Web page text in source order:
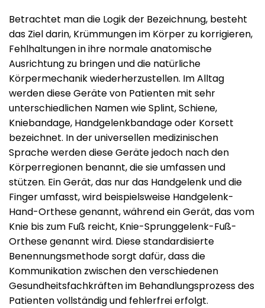
Betrachtet man die Logik der Bezeichnung, besteht
das Ziel darin, Krümmungen im Körper zu korrigieren,
Fehlhaltungen in ihre normale anatomische
Ausrichtung zu bringen und die natürliche
Körpermechanik wiederherzustellen. Im Alltag
werden diese Geräte von Patienten mit sehr
unterschiedlichen Namen wie Splint, Schiene,
Kniebandage, Handgelenkbandage oder Korsett
bezeichnet. In der universellen medizinischen
Sprache werden diese Geräte jedoch nach den
Körperregionen benannt, die sie umfassen und
stützen. Ein Gerät, das nur das Handgelenk und die
Finger umfasst, wird beispielsweise Handgelenk-
Hand-Orthese genannt, während ein Gerät, das vom
Knie bis zum Fuß reicht, Knie-Sprunggelenk-Fuß-
Orthese genannt wird. Diese standardisierte
Benennungsmethode sorgt dafür, dass die
Kommunikation zwischen den verschiedenen
Gesundheitsfachkräften im Behandlungsprozess des
Patienten vollständig und fehlerfrei erfolgt.